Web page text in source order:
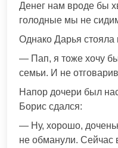
Денег нам вроде бы
голодные мы не
Однако Дарья стояла
— Пап, я тоже хочу
семьи. И не
Напор дочери был
Борис сдался:
— Ну, хорошо,
не обманули. Сейчас